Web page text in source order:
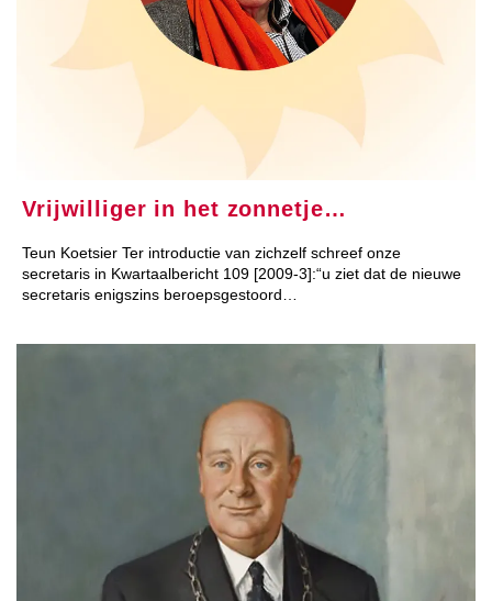
Vrijwilliger in het zonnetje…
Teun Koetsier Ter introductie van zichzelf schreef onze
secretaris in Kwartaalbericht 109 [2009-3]:“u ziet dat de nieuwe
secretaris enigszins beroepsgestoord…